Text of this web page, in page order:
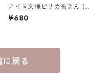
アイヌ文様ピリカ布きん (ピ
ンク)
¥680
に戻る